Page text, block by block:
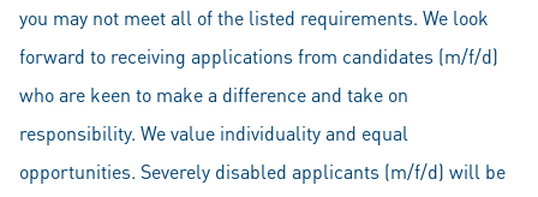
you may not meet all of the listed requirements. We look
forward to receiving applications from candidates (m/f/d)
who are keen to make a difference and take on
responsibility. We value individuality and equal
opportunities. Severely disabled applicants (m/f/d) will be